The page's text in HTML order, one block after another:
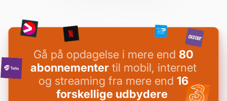
Gå på opdagelse i mere end 80
abonnementer til mobil, internet
og streaming fra mere end 16
forskellige udbydere.